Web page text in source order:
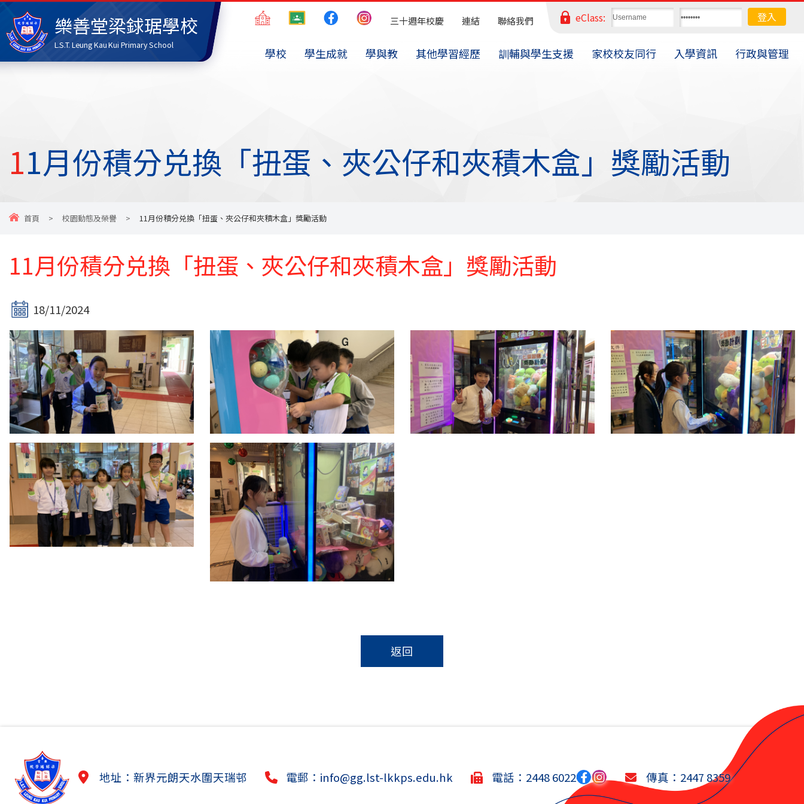
樂善堂梁銶琚學校
L.S.T. Leung Kau Kui Primary School
eClass:
三十週年校慶 連結 聯絡我們
學校 學生成就 學與教 其他學習經歷 訓輔與學生支援 家校校友同行 入學資訊 行政與管理
11月份積分兑換「扭蛋、夾公仔和夾積木盒」獎勵活動
首頁 > 校園動態及榮譽 > 11月份積分兑換「扭蛋、夾公仔和夾積木盒」獎勵活動
11月份積分兑換「扭蛋、夾公仔和夾積木盒」獎勵活動
18/11/2024
返回
地址：新界元朗天水圍天瑞邨 電郵： info@gg.lst-lkkps.edu.hk 電話：2448 6022 傳真：2447 8359